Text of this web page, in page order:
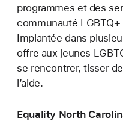
programmes et des
communauté
Implantée dans
offre aux jeunes
se rencontrer, tisser
l’aide.
Equality North